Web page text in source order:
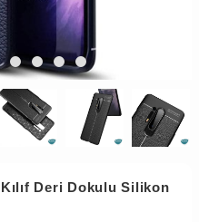
Deri Dokulu Silikon